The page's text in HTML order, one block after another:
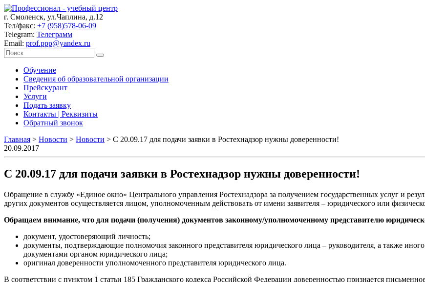
г. Смоленск, ул.Чаплина, д.12
Тел/факс: +7 (958)578-06-09
Telegram: Телеграмм
Email: prof.ppp@yandex.ru
Обучение
Сведения об образовательной организации
Прейскурант
Услуги
Подать заявку
Контакты | Реквизиты
Обратный звонок
Главная > Новости > Новости > С 20.09.17 для подачи заявки в Ростехнадзор нужны доверенности!
20.09.2017
С 20.09.17 для подачи заявки в Ростехнадзор нужны доверенности!
Обращение в службу «Единое окно» Центрального управления Ростехнадзора за получением государственных услуг и
других документов осуществляется лицом, уполномоченным действовать от имени заявителя – юридического или
Обращаем внимание, что для подачи (получения) документов законному/уполномоченному представителю
документ, удостоверяющий личность;
документы, подтверждающие полномочия законного представителя юридического лица – руководителя, а также
документами органом юридического лица;
оригинал доверенности уполномоченного представителя юридического лица.
В соответствии с пунктом 1 статьи 185 Гражданского кодекса Российской Федерации доверенностью признается